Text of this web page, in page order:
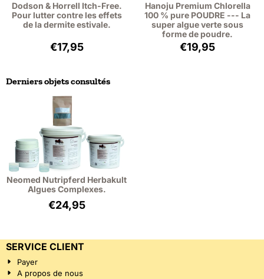
Dodson & Horrell Itch-Free.
Pour lutter contre les effets
de la dermite estivale.
Prix: 17,95, hors TVA : 16,47
€17,95
Hanoju Premium Chlorella
100 % pure POUDRE --- La
super algue verte sous
forme de poudre.
Prix: 19,95, hors
€19,95
Derniers objets consultés
Neomed Nutripferd Herbakult
Algues Complexes.
€24,95
SERVICE CLIENT
Payer
A propos de nous